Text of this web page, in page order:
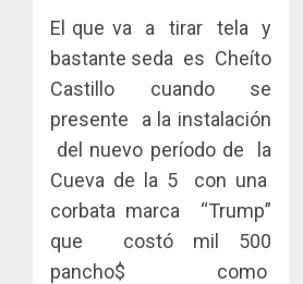
El que va a tirar tela y
bastante seda es Cheíto
Castillo cuando se
presente a la instalación
del nuevo período de la
Cueva de la 5 con una
corbata marca “Trump”
que costó mil 500
pancho$ como